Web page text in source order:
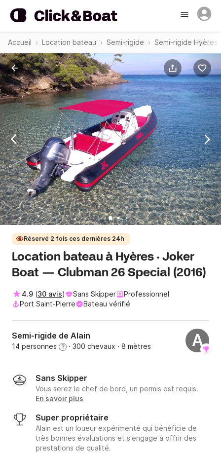
Accueil Location bateau Semi-rigide Semi-rigide Hyères
Réservé 2 fois ces dernières 24h
Location bateau à Hyères · Joker
Boat — Clubman 26 Special (2016)
4.9 (30 avis) Sans Skipper
Professionnel
Port Saint-Pierre
Bateau vérifié
Semi-rigide de Alain
14 personnes ? · 300 chevaux · 8 mètres A
Sans Skipper
Vous serez le chef de bord, un permis est requis.
En savoir plus
Super propriétaire
Alain est un loueur expérimenté qui bénéficie de
très bonnes évaluations et s'engage à offrir des
prestations de qualité.